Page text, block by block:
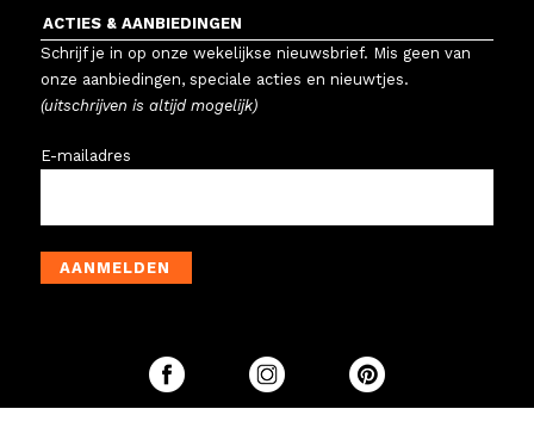
ACTIES & AANBIEDINGEN
Schrijf je in op onze wekelijkse nieuwsbrief. Mis geen van
onze aanbiedingen, speciale acties en nieuwtjes.
(uitschrijven is altijd mogelijk)
E-mailadres
AANMELDEN